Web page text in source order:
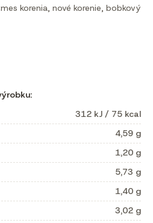
korenia, nové korenie, bobkový
312 kJ / 75 kcal
4,59 g
1,20 g
5,73 g
1,40 g
3,02 g